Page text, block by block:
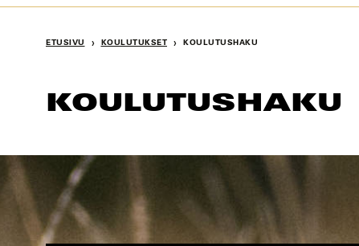
ETUSIVU › KOULUTUKSET › KOULUTUSHAKU
KOULUTUSHAKU